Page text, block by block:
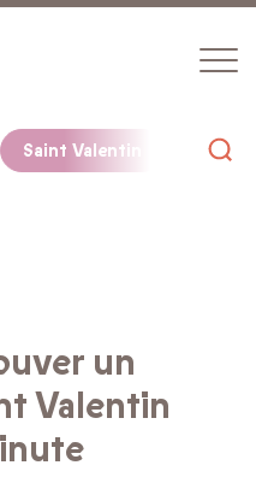
Saint Valentin
un
Valentin